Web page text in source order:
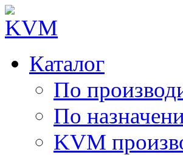
Каталог
По
По
KVM